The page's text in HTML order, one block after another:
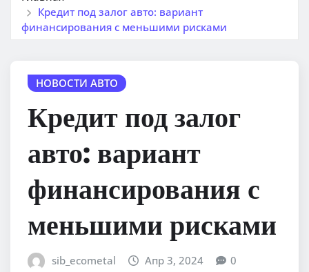
Кредит под залог авто: вариант
финансирования с меньшими рисками
НОВОСТИ АВТО
Кредит под залог
авто: вариант
финансирования с
меньшими рисками
sib_ecometal Апр 3, 2024 0